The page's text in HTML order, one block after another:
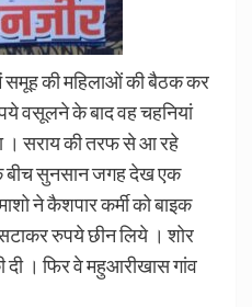
समूह की महिलाओं की बैठक कर
वसूलने के बाद वह चहनियां
। सराय की तरफ से आ रहे
बीच सुनसान जगह देख एक
ने कैशपार कर्मी को बाइक
रुपये छीन लिये । शोर
दी । फिर वे महुआरीखास गांव